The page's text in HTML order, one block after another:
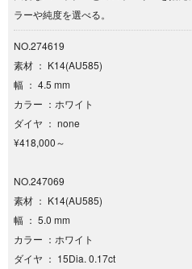
ラーや純度を選べる。
NO.274619
素材 ： K14(AU585)
幅 ： 4.5 mm
カラー ：ホワイト
ダイヤ ： none
¥418,000～
NO.247069
素材 ： K14(AU585)
幅 ： 5.0 mm
カラー ：ホワイト
ダイヤ ： 15Dia. 0.17ct